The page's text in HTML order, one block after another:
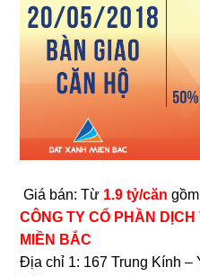
Giá bán: Từ 1.9 tỷ/căn
CÔNG TY CỔ PHẦN
MIỀN BẮC
Địa chỉ 1: 167 Trung Kính –